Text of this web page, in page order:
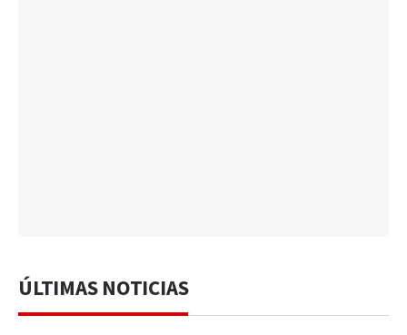
ÚLTIMAS NOTICIAS